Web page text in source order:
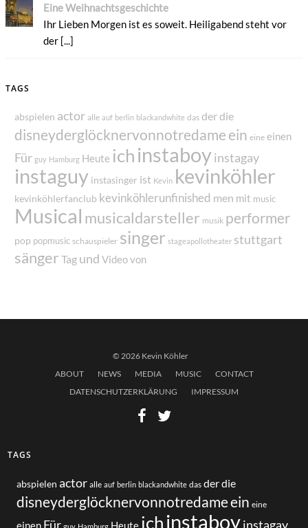
Eine Weihnachtsgeschichte
Ihr Lieben Morgen ist es soweit. Heiligabend steht vor
der [...]
TAGS
abspielen actor alle auf berlin blackandwhite das derdie
disneyderglöcknervonnotredame ein eine einen
Für guy Hamburg Heute ichinstaboy instagay
instaguy instasinger ist Kevin kevinköhler
kevinköhlerfanclub kevinköhlerunfinished men mit music
Musical musicaldarsteller musik performer
pop popmusic schauspieler singer stageapollotheater stuttgart
sänger Tag und Video von
© 2026 Kevin Köhler
ABOUT
NEWS MEDIA MUSIC
CONTACT
DATENSCHUTZERKLÄRUNG
IMPRESSUM
TAGS
abspielen actor alle auf berlin blackandwhite das derdie
disneyderglöcknervonnotredameein eine
einen Für guy Hamburg Heute ichinstaboy instagay